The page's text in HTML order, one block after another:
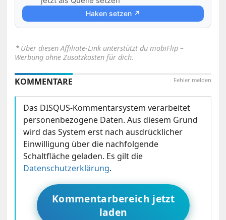
Haken setzen ↗
⋆ Über diesen Affiliate-Link unterstützt du mobiFlip –
Werbung ohne Zusatzkosten für dich.
Fehler melden
KOMMENTARE
Das DISQUS-Kommentarsystem verarbeitet
personenbezogene Daten. Aus diesem Grund
wird das System erst nach ausdrücklicher
Einwilligung über die nachfolgende
Schaltfläche geladen. Es gilt die
Datenschutzerklärung.
Kommentarbereich jetzt
laden